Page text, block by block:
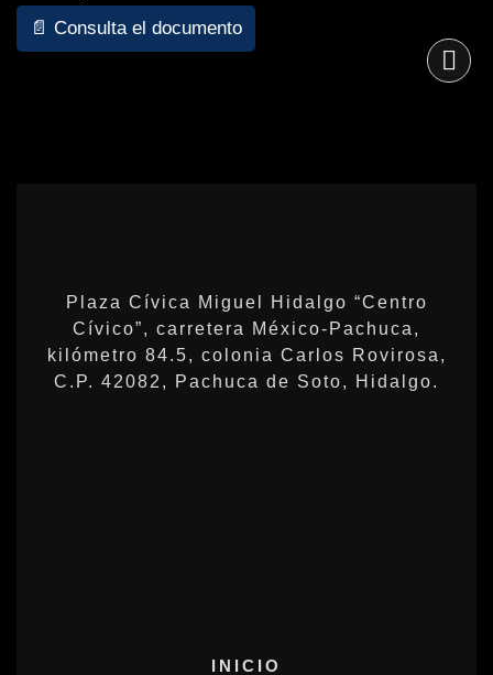
📄 Consulta el documento
Plaza Cívica Miguel Hidalgo “Centro
Cívico”, carretera México-Pachuca,
kilómetro 84.5, colonia Carlos Rovirosa,
C.P. 42082, Pachuca de Soto, Hidalgo.
INICIO